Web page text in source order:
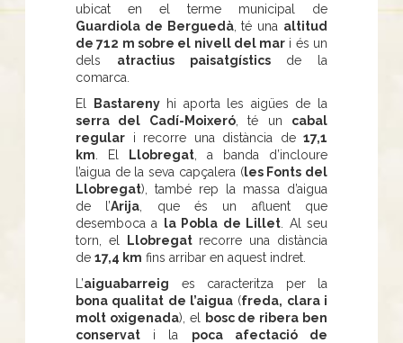
ubicat en el terme municipal de
Guardiola de Berguedà, té una altitud
de 712 m sobre el nivell del mar i és un
dels atractius paisatgísticsde la
comarca.
El
Bastarenyhi aporta les aigües de la
serra del Cadí-Moixeró, té un cabal
regular i recorre una distància de 17,1
km . El Llobregat , a banda d’incloure
l’aigua de la seva capçalera (les Fonts del
Llobregat), també rep la massa d’aigua
de l’Arija , que és un afluent que
desemboca a
la Pobla de Lillet . Al seu
torn, el
Llobregatrecorre una distància
de 17,4 km fins arribar en aquest indret.
L’aiguabarreig es caracteritza per la
bona qualitat de l’aigua (freda, clara i
molt oxigenada), el
bosc de ribera ben
conservat i la poca afectació de